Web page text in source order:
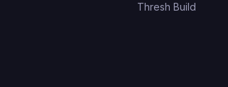
Thresh Build